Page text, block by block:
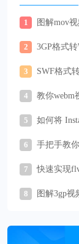
1 图解mov
2 3GP格式
3 SWF格式
4 教你webm
5
如何将
6
手把手教
7 快速实现
8 图解3gp